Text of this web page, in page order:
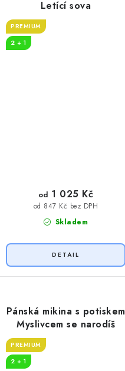
Letící sova
PREMIUM
2 + 1
Skladem
od 847 Kč bez DPH
od 1 025 Kč
Pánská mikina s potiskem
Myslivcem se narodíš
PREMIUM
2 + 1